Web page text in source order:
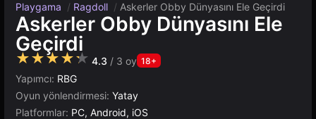
Playgama / Ragdoll / Askerler Obby Dünyasını Ele Geçirdi
Askerler Obby Dünyasını Ele
Geçirdi
★★★★★ 4.3 / 3 oy 18+
Yapımcı: RBG
Oyun yönlendirmesi: Yatay
Platformlar: PC, Android, iOS